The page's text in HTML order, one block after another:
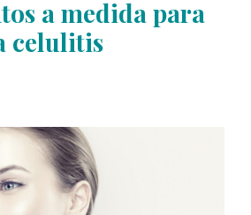
a medida para
celulitis